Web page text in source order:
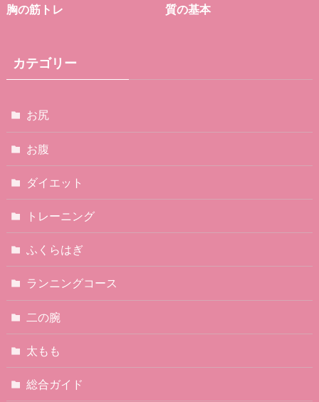
胸の筋トレ
質の基本
カテゴリー
お尻
お腹
ダイエット
トレーニング
ふくらはぎ
ランニングコース
二の腕
太もも
総合ガイド